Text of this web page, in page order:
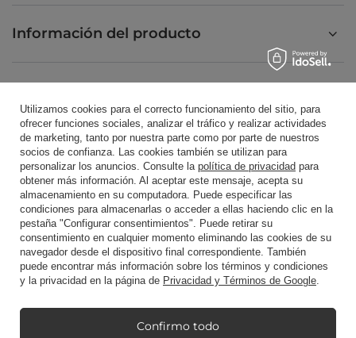
Información del producto
Atajo
Blog
Candle World,Tarnowska 23/2,61-323Poznań
Utilizamos cookies para el correcto funcionamiento del sitio, para
ofrecer funciones sociales, analizar el tráfico y realizar actividades
de marketing, tanto por nuestra parte como por parte de nuestros
socios de confianza. Las cookies también se utilizan para
personalizar los anuncios. Consulte la política de privacidad para
obtener más información. Al aceptar este mensaje, acepta su
almacenamiento en su computadora. Puede especificar las
condiciones para almacenarlas o acceder a ellas haciendo clic en la
pestaña "Configurar consentimientos". Puede retirar su
consentimiento en cualquier momento eliminando las cookies de su
navegador desde el dispositivo final correspondiente. También
puede encontrar más información sobre los términos y condiciones
y la privacidad en la página de Privacidad y Términos de Google.
Confirmo todo